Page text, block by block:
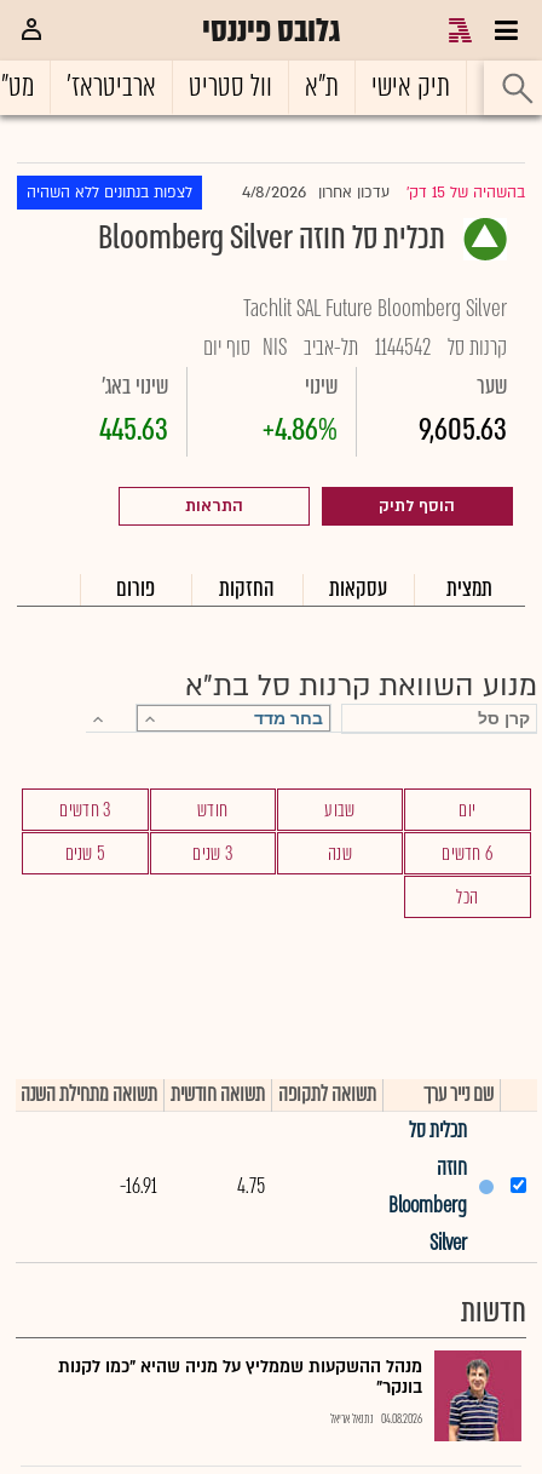
גלובס פיננסי
ראשי תיק אישי ת"א וול סטריט ארביטראז'
בהשהיה של 15 דק' |עדכון אחרון 4/8/2026 לצפות בנתונים ללא השהיה
תכלית סל חוזה ‏Bloomberg Silver
Tachlit SAL Future Bloomberg Silver
קרנות סל 1144542 תל-אביב NIS סוף יום
שער
9,605.63
שינוי
+4.86%
שינוי באג'
445.63
הוסף לתיק התראות
תמצית עסקאות החזקות פורום
מנוע השוואת קרנות סל בת"א
יום שבוע חודש
3 חדשים
6 חדשים
שנה 3 שנים
5 שנים
הכל
שם נייר ערך תשואה לתקופה תשואה חודשית תשואה מתחילת השנה
תכלית סל
חוזה
‏Bloomberg
Silver
4.75
-16.91
חדשות
מנהל ההשקעות שממליץ על מניה שהיא "כמו לקנות
בונקר"
04.08.2026 נתנאל אריאל